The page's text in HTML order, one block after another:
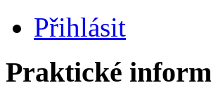
Přihlásit
Praktické